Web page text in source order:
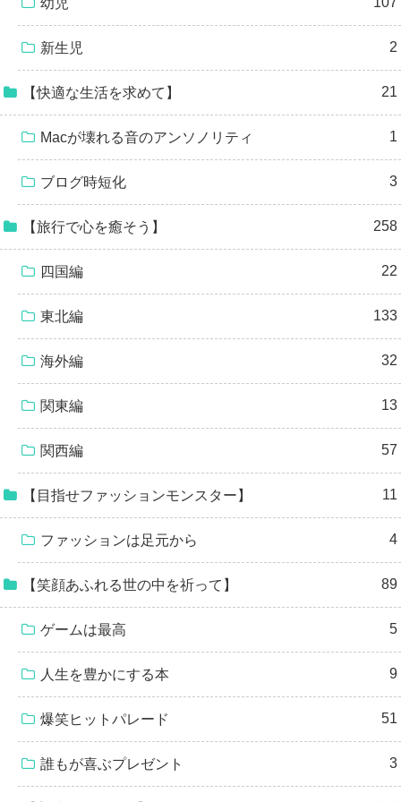
新生児 2
【快適な生活を求めて】 21
Macが壊れる音のアンソノリティ 1
ブログ時短化 3
【旅行で心を癒そう】 258
四国編 22
東北編 133
海外編 32
関東編 13
関西編 57
【目指せファッションモンスター】 11
ファッションは足元から 4
【笑顔あふれる世の中を祈って】 89
ゲームは最高 5
人生を豊かにする本 9
爆笑ヒットパレード 51
誰もが喜ぶプレゼント 3